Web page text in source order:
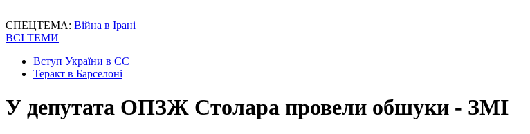
СПЕЦТЕМА: Війна в Ірані
ВСІ ТЕМИ
Вступ України в ЄС
Теракт в Барселоні
У депутата ОПЗЖ Столара провели обшуки - ЗМІ